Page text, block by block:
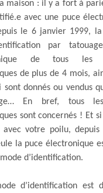
maison : il y a fort à
avec une puce
le 6 janvier 1999,
par
de tous les
de plus de 4 mois,
sont donnés ou vendus
En bref, tous
sont concernés ! Et si
avec votre poilu,
la puce électronique
d’identification.
d’identification est